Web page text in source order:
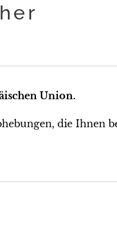
Union.
die Ihnen